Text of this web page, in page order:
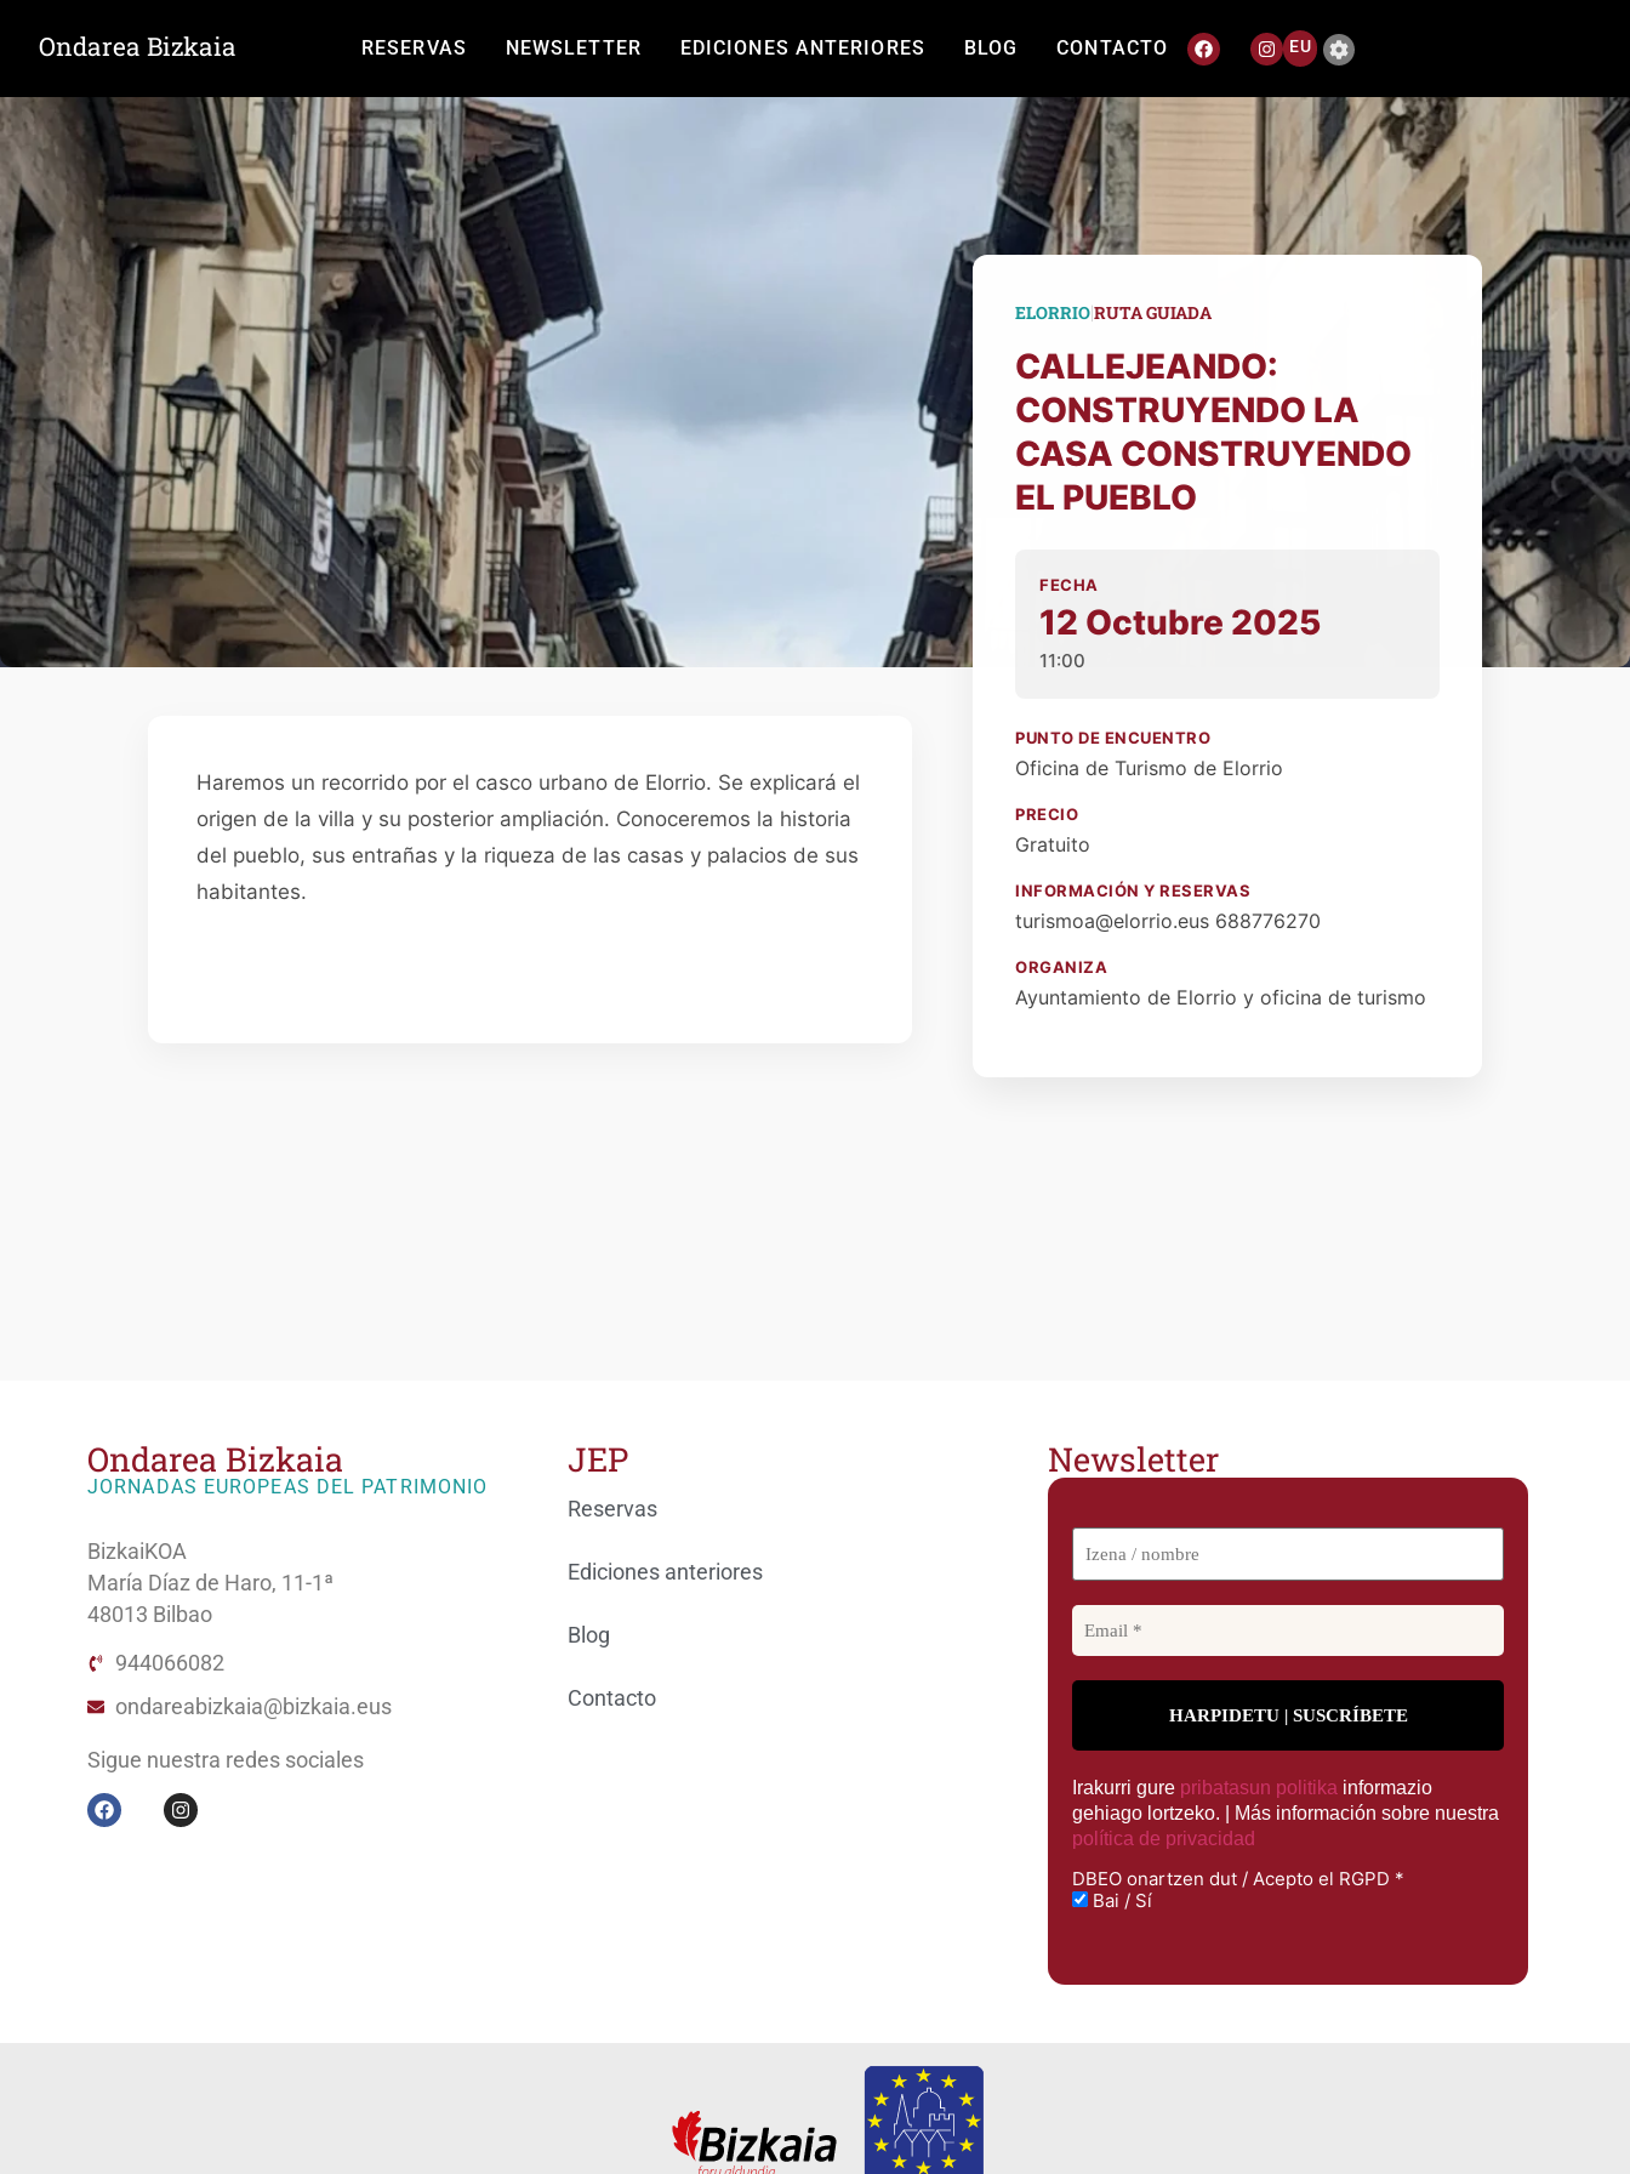
Ondarea Bizkaia RESERVAS NEWSLETTER EDICIONES ANTERIORES BLOG CONTACTO EU
Haremos un recorrido por el casco urbano de Elorrio. Se explicará el
origen de la villa y su posterior ampliación. Conoceremos la historia
del pueblo, sus entrañas y la riqueza de las casas y palacios de sus
habitantes.
ELORRIO|RUTA GUIADA
CALLEJEANDO:
CONSTRUYENDO LA
CASA CONSTRUYENDO
EL PUEBLO
FECHA
12 Octubre 2025
11:00
PUNTO DE ENCUENTRO
Oficina de Turismo de Elorrio
PRECIO
Gratuito
INFORMACIÓN Y RESERVAS
turismoa@elorrio.eus 688776270
ORGANIZA
Ayuntamiento de Elorrio y oficina de turismo
Ondarea Bizkaia
JORNADAS EUROPEAS DEL PATRIMONIO
BizkaiKOA
María Díaz de Haro, 11-1ª
48013 Bilbao
944066082
ondareabizkaia@bizkaia.eus
Sigue nuestra redes sociales
JEP
Reservas
Ediciones anteriores
Blog
Contacto
Newsletter
Irakurri gure pribatasun politika informazio
gehiago lortzeko. | Más información sobre nuestra
política de privacidad
DBEO onartzen dut / Acepto el RGPD *
Bai / Sí